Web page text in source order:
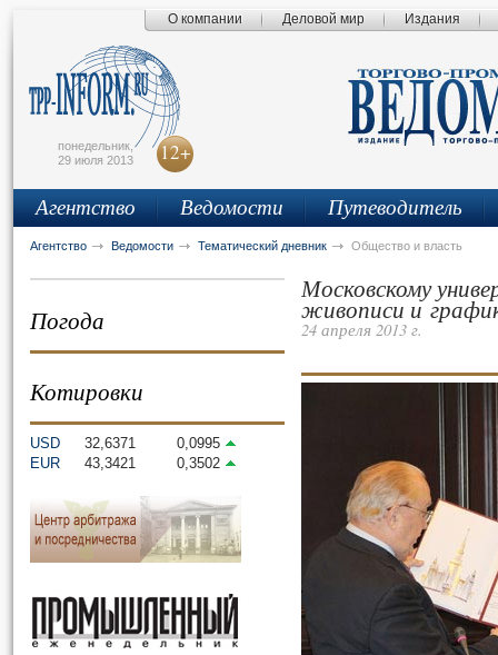
О компании Деловой мир Издания
понедельник,
29 июля 2013
12+
Агентство Ведомости Путеводитель
Агентство Ведомости Тематический дневник Общество и власть
Погода
Котировки
USD 32,6371
0,0995
EUR
43,3421 0,3502
Московскому
живописи и
24 апреля 2013 г.